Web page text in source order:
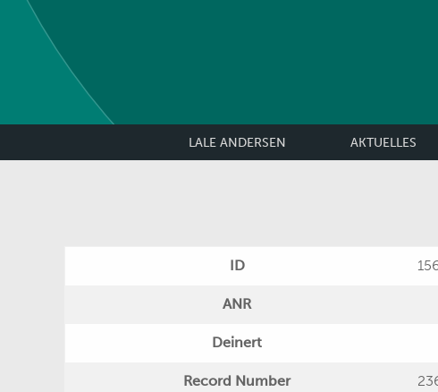
LALE ANDERSEN AKTUELLES
ID
ANR
Deinert
Record Number